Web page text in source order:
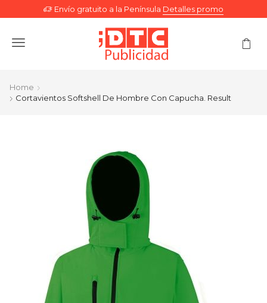
Envío gratuito a la Península Detalles promo
Menu
Home
Cortavientos Softshell De Hombre Con Capucha. Result